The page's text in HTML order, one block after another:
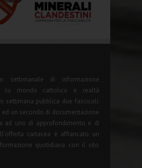
settimanale di informazione
su mondo cattolico e realtà
settimana pubblica due fascicoli:
ed un secondo di documentazione
ad uno di approfondimento e di
cartacea è affiancato un
quotidiana con il sito